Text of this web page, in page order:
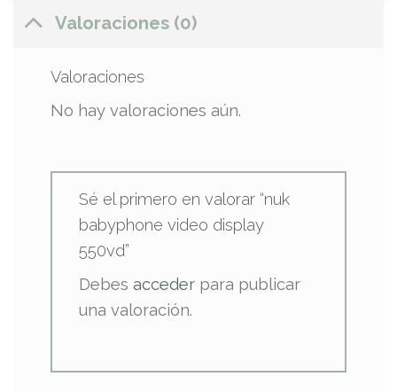
Valoraciones (0)
Valoraciones
No hay valoraciones aún.
Sé el primero en valorar “nuk
babyphone video display
550vd”
Debesacceder para publicar
una valoración.